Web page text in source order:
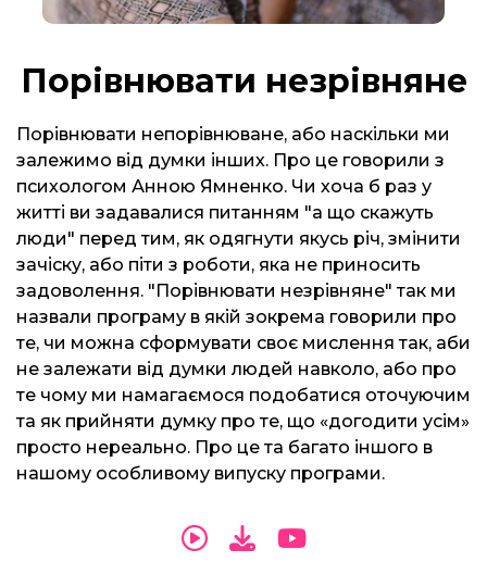
Порівнювати незрівняне
Порівнювати непорівнюване, або наскільки ми
залежимо від думки інших. Про це говорили з
психологом Анною Ямненко. Чи хоча б раз у
житті ви задавалися питанням "а що скажуть
люди" перед тим, як одягнути якусь річ, змінити
зачіску, або піти з роботи, яка не приносить
задоволення. "Порівнювати незрівняне" так ми
назвали програму в якій зокрема говорили про
те, чи можна сформувати своє мислення так, аби
не залежати від думки людей навколо, або про
те чому ми намагаємося подобатися оточуючим
та як прийняти думку про те, що «догодити усім»
просто нереально. Про це та багато іншого в
нашому особливому випуску програми.